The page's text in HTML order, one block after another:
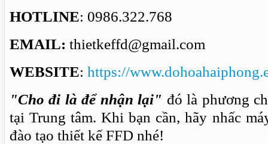
HOTLINE: 0986.322.768
EMAIL: thietkeffd@gmail.com
WEBSITE: https://
"Cho đi là để nhận lại" đó là phương
tại Trung tâm. Khi bạn cần, hãy nhấc
đào tạo thiết kế FFD nhé!